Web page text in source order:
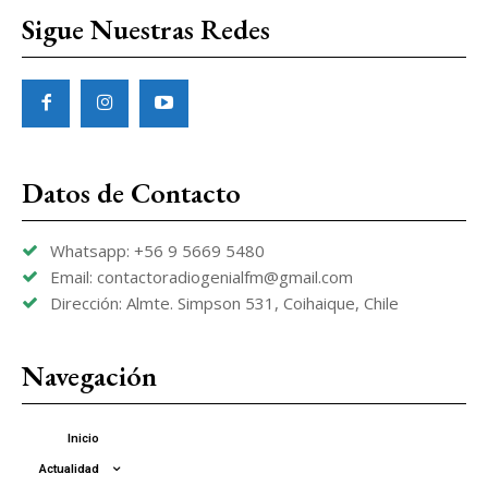
Sigue Nuestras Redes
Datos de Contacto
Whatsapp: +56 9 5669 5480
Email: contactoradiogenialfm@gmail.com
Dirección: Almte. Simpson 531, Coihaique, Chile
Navegación
Inicio
Actualidad